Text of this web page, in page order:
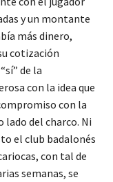
y un montante
más dinero,
cotización
de la
con la idea que
con la
del charco. Ni
el club badalonés
con tal de
semanas, se